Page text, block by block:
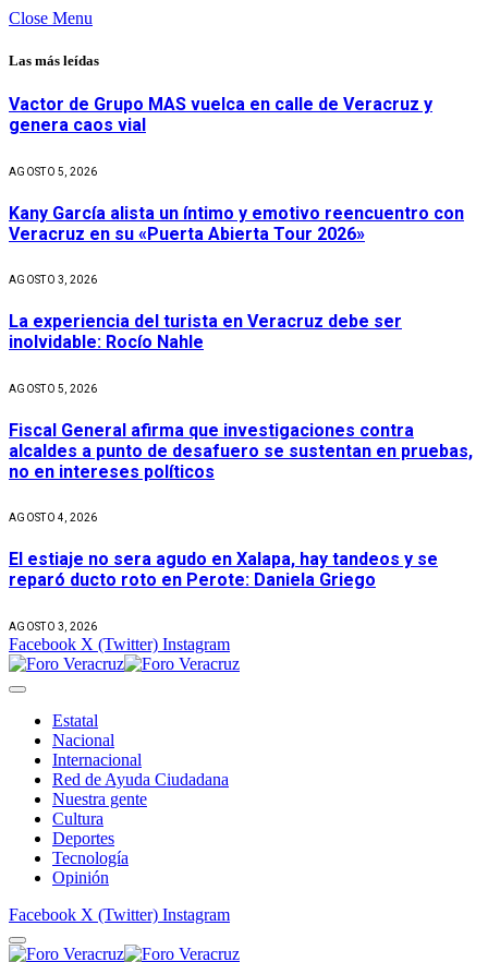
Close Menu
Las más leídas
Vactor de Grupo MAS vuelca en calle de Veracruz y
genera caos vial
AGOSTO 5, 2026
Kany García alista un íntimo y emotivo reencuentro con
Veracruz en su «Puerta Abierta Tour 2026»
AGOSTO 3, 2026
La experiencia del turista en Veracruz debe ser
inolvidable: Rocío Nahle
AGOSTO 5, 2026
Fiscal General afirma que investigaciones contra
alcaldes a punto de desafuero se sustentan en pruebas,
no en intereses políticos
AGOSTO 4, 2026
El estiaje no sera agudo en Xalapa, hay tandeos y se
reparó ducto roto en Perote: Daniela Griego
AGOSTO 3, 2026
Facebook X (Twitter) Instagram
Estatal
Nacional
Internacional
Red de Ayuda Ciudadana
Nuestra gente
Cultura
Deportes
Tecnología
Opinión
Facebook X (Twitter) Instagram